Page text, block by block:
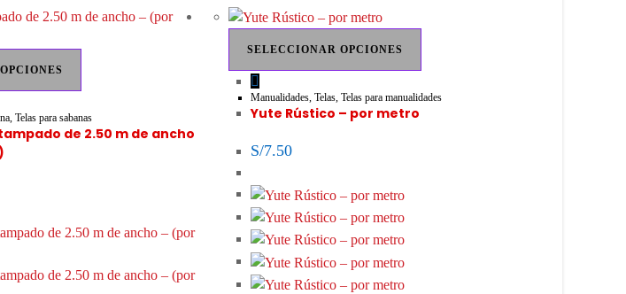
tiene
variantes.
página
,Telas para sabanas
de 2.50 m de ancho
SELECCIONAR OPCIONES
tiene
múltiples
Manualidades,Telas,Telas para manualidades
Yute Rústico – por metro
S/7.50